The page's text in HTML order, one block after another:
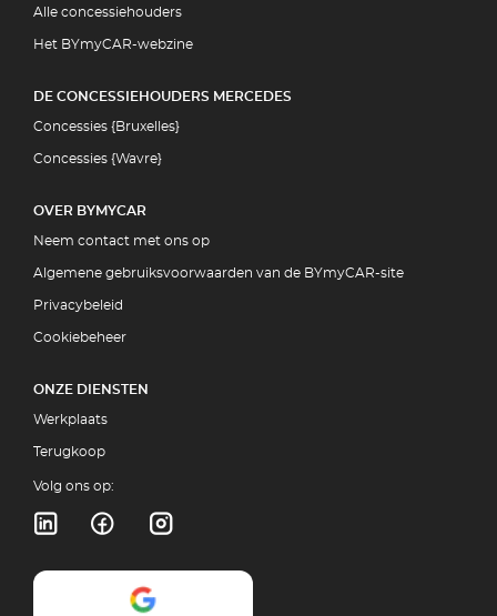
Alle concessiehouders
Het BYmyCAR-webzine
DE CONCESSIEHOUDERS MERCEDES
Concessies {Bruxelles}
Concessies {Wavre}
OVER BYMYCAR
Neem contact met ons op
Algemene gebruiksvoorwaarden van de BYmyCAR-site
Privacybeleid
Cookiebeheer
ONZE DIENSTEN
Werkplaats
Terugkoop
Volg ons op: